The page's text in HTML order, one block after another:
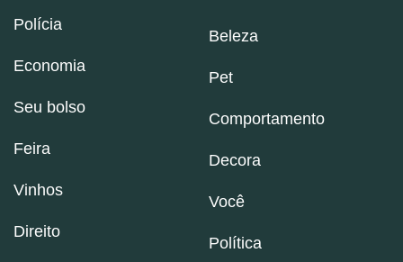
Polícia
Economia
Seu bolso
Feira
Vinhos
Direito
Beleza
Pet
Comportamento
Decora
Você
Política